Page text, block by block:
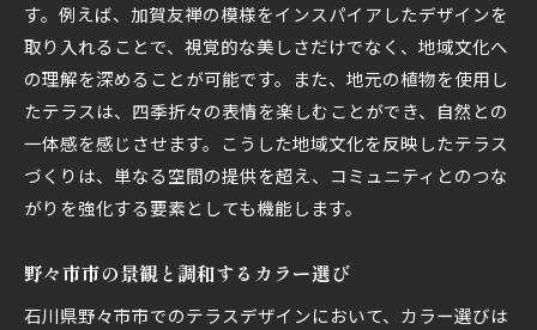
す。例えば、加賀友禅の模様をインスパイアしたデザインを
取り入れることで、視覚的な美しさだけでなく、地域文化へ
の理解を深めることが可能です。また、地元の植物を使用し
たテラスは、四季折々の表情を楽しむことができ、自然との
一体感を感じさせます。こうした地域文化を反映したテラス
づくりは、単なる空間の提供を超え、コミュニティとのつな
がりを強化する要素としても機能します。
野々市市の景観と調和するカラー選び
石川県野々市市でのテラスデザインにおいて、カラー選びは